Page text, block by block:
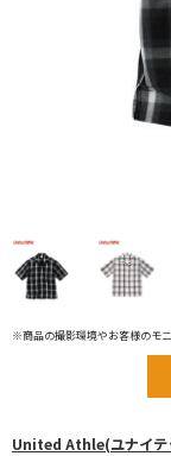
※商品の撮影環境やお客様のモ
United Athle(ユナイテ